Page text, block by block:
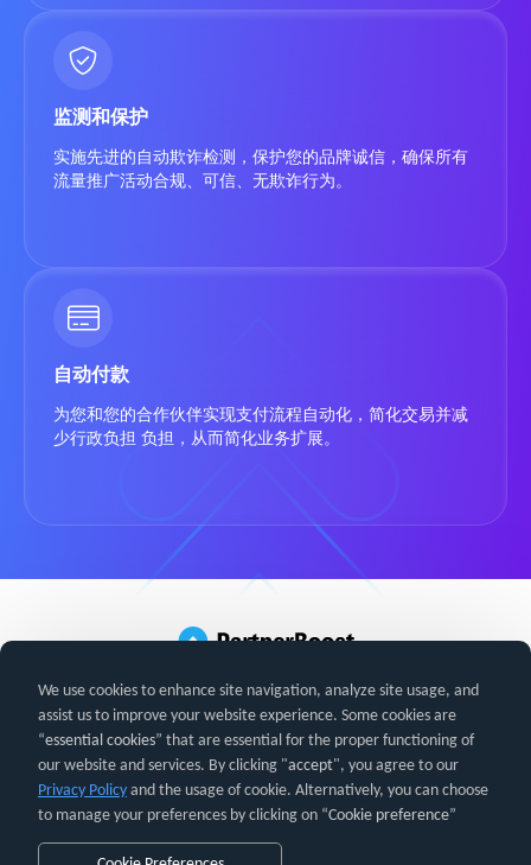
监测和保护
实施先进的自动欺诈检测，保护您的品牌诚信，确保所有
流量推广活动合规、可信、无欺诈行为。
自动付款
为您和您的合作伙伴实现支付流程自动化，简化交易并减
少行政负担 负担，从而简化业务扩展。
官方网站使用条款常见问题知识库隐私政策
PartnerBoost ©2026。版权所有。
联公司的商标。
We use cookies to enhance site navigation, analyze site usage, and
assist us to improve your website experience. Some cookies are
“essential cookies” that are essential for the proper functioning of
our website and services. By clicking "accept", you agree to our
Privacy Policy and the usage of cookie. Alternatively, you can choose
to manage your preferences by clicking on “Cookie preference”